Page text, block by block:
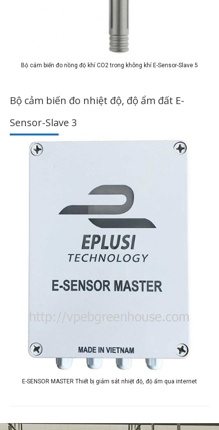
Bộ cảm biến đo nồng độ khí CO2 trong không khí E-Sensor-Slave 5
Bộ cảm biến đo nhiệt độ, độ ẩm đất E-
Sensor-Slave 3
E-SENSOR MASTER Thiết bị giám sát nhiệt độ, độ ẩm qua internet